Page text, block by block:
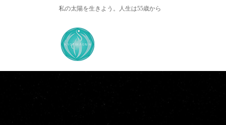
私の太陽を生きよう。人生は55歳から